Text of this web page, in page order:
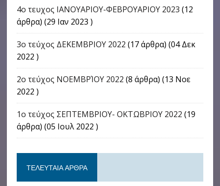
4o τευχος ΙΑΝΟΥΑΡΙΟΥ-ΦΕΒΡΟΥΑΡΙΟΥ 2023 (12
άρθρα) (29 Ιαν 2023 )
3ο τεύχος ΔΕΚΕΜΒΡΙΟΥ 2022 (17 άρθρα) (04 Δεκ
2022 )
2ο τεύχος ΝΟΕΜΒΡΊΟΥ 2022 (8 άρθρα) (13 Νοε
2022 )
1ο τεύχος ΣΕΠΤΕΜΒΡΙΟΥ- ΟΚΤΩΒΡΙΟΥ 2022 (19
άρθρα) (05 Ιουλ 2022 )
ΤΕΛΕΥΤΑΊΑ ΆΡΘΡΑ